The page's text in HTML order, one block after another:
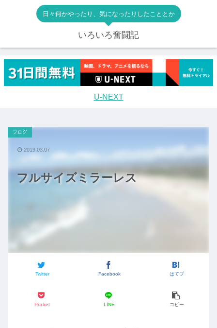
日々何かやったり、気になったりしたこととか
いろいろ奮闘記
U-NEXT
フルサイズミラーレス
ブログ
Twitter Facebook はてブ
Pocket LINE コピー
2019.03.07